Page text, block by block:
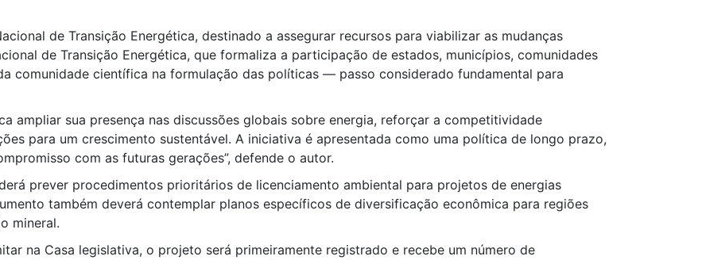
de Transição Energética, destinado a assegurar recursos para viabilizar as mudanças
de Transição Energética, que formaliza a participação de estados, municípios, comunidades
comunidade científica na formulação das políticas — passo considerado fundamental para
ampliar sua presença nas discussões globais sobre energia, reforçar a competitividade
para um crescimento sustentável. A iniciativa é apresentada como uma política de longo prazo,
com as futuras gerações”, defende o autor.
prever procedimentos prioritários de licenciamento ambiental para projetos de energias
também deverá contemplar planos específicos de diversificação econômica para regiões
mineral.
na Casa legislativa, o projeto será primeiramente registrado e recebe um número de